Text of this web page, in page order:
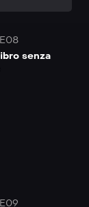
senza